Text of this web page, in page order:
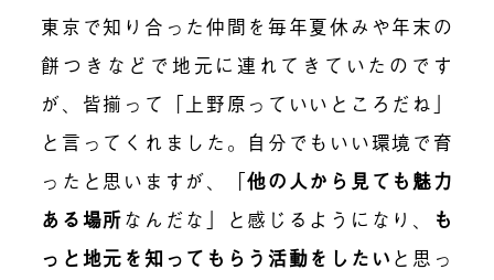
東京で知り合った仲間を毎年夏休みや年末の
餅つきなどで地元に連れてきていたのです
が、皆揃って「上野原っていいところだね」
と言ってくれました。自分でもいい環境で育
ったと思いますが、「他の人から見ても魅力
ある場所なんだな」と感じるようになり、
も
っと地元を知ってもらう活動をしたい と思っ